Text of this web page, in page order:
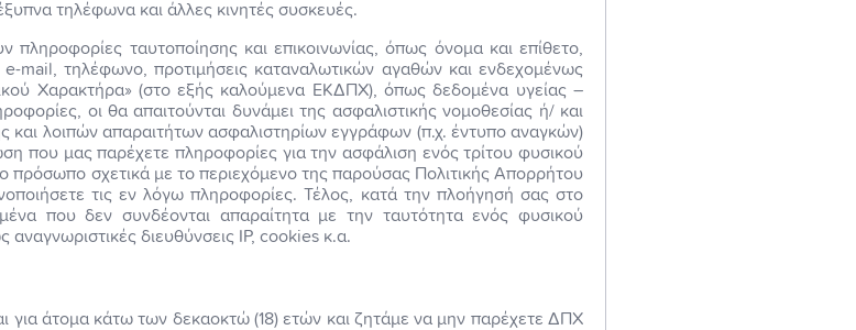
τηλέφωνα και άλλες κινητές συσκευές.
ταυτοποίησης και επικοινωνίας, όπως όνομα και επίθετο,
e-mail, τηλέφωνο, προτιμήσεις καταναλωτικών αγαθών και ενδεχομένως
Χαρακτήρα» (στο εξής καλούμενα ΕΚΔΠΧ), όπως δεδομένα υγείας –
οι θα απαιτούνται δυνάμει της ασφαλιστικής νομοθεσίας ή/ και
και λοιπών απαραιτήτων ασφαλιστηρίων εγγράφων (π.χ. έντυπο αναγκών)
που μας παρέχετε πληροφορίες για την ασφάλιση ενός τρίτου φυσικού
πρόσωπο σχετικά με το περιεχόμενο της παρούσας Πολιτικής Απορρήτου
τις εν λόγω πληροφορίες. Τέλος, κατά την πλοήγησή σας στο
που δεν συνδέονται απαραίτητα με την ταυτότητα ενός φυσικού
διευθύνσεις IP, cookies κ.α.
για άτομα κάτω των δεκαοκτώ (18) ετών και ζητάμε να μην παρέχετε ΔΠΧ